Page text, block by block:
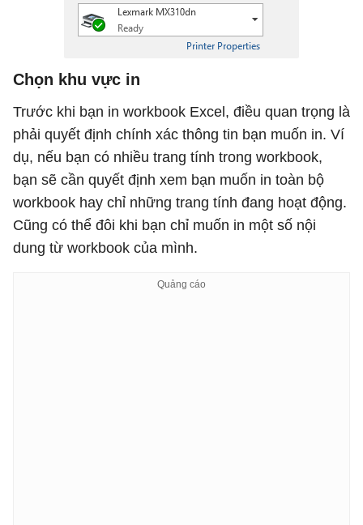
Chọn khu vực in
Trước khi bạn in workbook Excel, điều quan trọng là
phải quyết định chính xác thông tin bạn muốn in. Ví
dụ, nếu bạn có nhiều trang tính trong workbook,
bạn sẽ cần quyết định xem bạn muốn in toàn bộ
workbook hay chỉ những trang tính đang hoạt động.
Cũng có thể đôi khi bạn chỉ muốn in một số nội
dung từ workbook của mình.